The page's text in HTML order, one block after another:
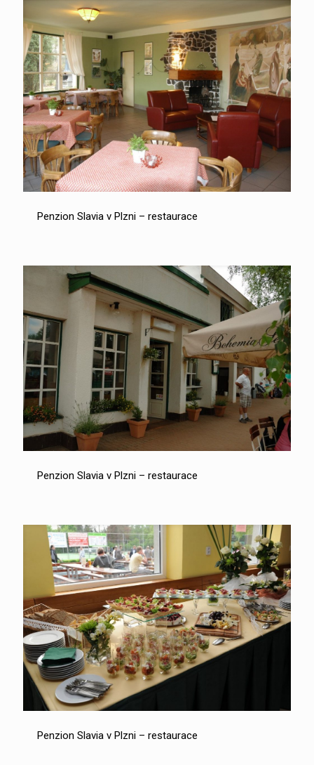
Penzion Slavia v Plzni – restaurace
Penzion Slavia v Plzni – restaurace
Penzion Slavia v Plzni – restaurace